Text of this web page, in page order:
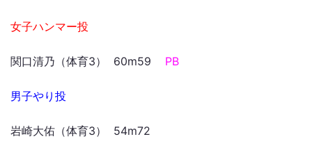
女子ハンマー投
関口清乃（体育3） 60m59 PB
男子やり投
岩崎大佑（体育3） 54m72